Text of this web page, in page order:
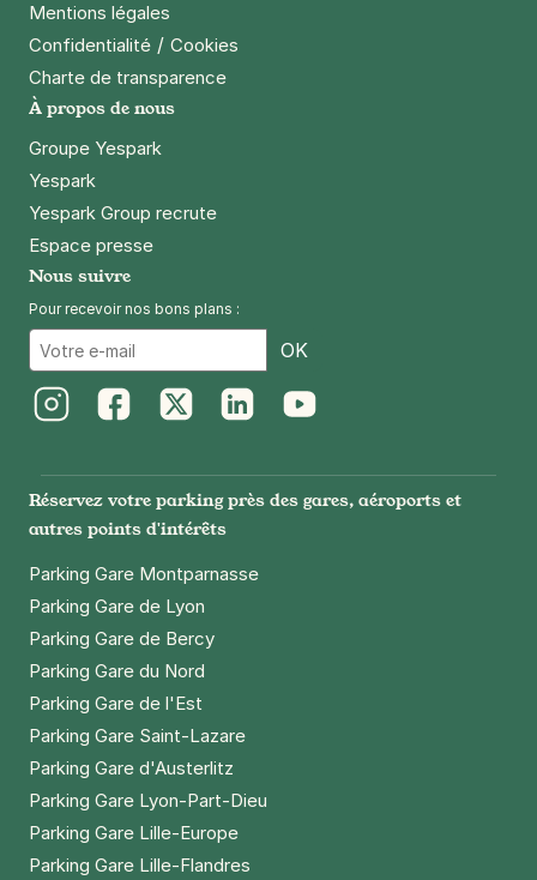
Mentions légales
Confidentialité / Cookies
Charte de transparence
À propos de nous
Groupe Yespark
Yespark
Yespark Group recrute
Espace presse
Nous suivre
Pour recevoir nos bons plans :
OK
Réservez votre parking près des gares, aéroports et
autres points d'intérêts
Parking Gare Montparnasse
Parking Gare de Lyon
Parking Gare de Bercy
Parking Gare du Nord
Parking Gare de l'Est
Parking Gare Saint-Lazare
Parking Gare d'Austerlitz
Parking Gare Lyon-Part-Dieu
Parking Gare Lille-Europe
Parking Gare Lille-Flandres